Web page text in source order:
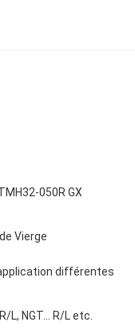
050R GX
Vierge
différentes
L, NGT… R/L etc.